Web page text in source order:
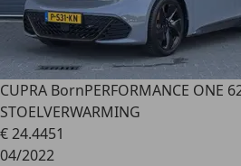
CUPRA BornPERFORMANCE ONE
STOELVERWARMING
€ 24.4451
04/2022